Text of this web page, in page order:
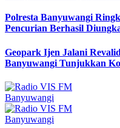
Polresta Banyuwangi
Pencurian Berhasil
Geopark Ijen Jalani
Banyuwangi Tunjukkan